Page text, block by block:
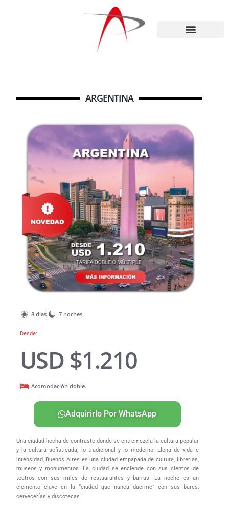
ARGENTINA
8 días 7 noches
Desde:
USD $1.210
Acomodación doble.
Adquirirlo Por WhatsApp
Una ciudad hecha de contraste donde se entremezcla la cultura popular
y la cultura sofisticada, lo tradicional y lo moderno. Llena de vida e
intensidad, Buenos Aires es una ciudad empapada de cultura, librerías,
museos y monumentos. La ciudad se enciende con sus cientos de
teatros con sus miles de restaurantes y barras. La noche es un
elemento clave en la “ciudad que nunca duerme” con sus bares,
cervecerías y discotecas.